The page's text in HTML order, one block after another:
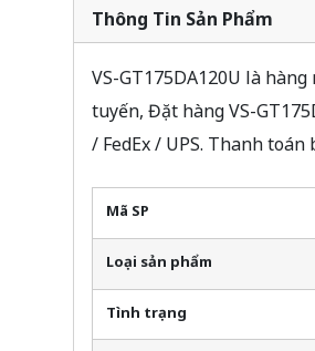
Thông Tin Sản Phẩm
VS-GT175DA120U là
tuyến, Đặt hàng VS-
/ FedEx / UPS. Thanh toán
Mã SP
Loại sản phẩm
Tình trạng